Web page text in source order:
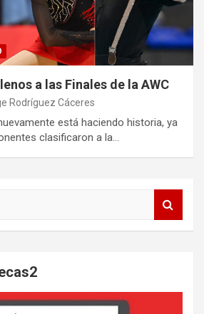
a las Finales de la AWC
Rodríguez Cáceres
está haciendo historia, ya
clasificaron a la…